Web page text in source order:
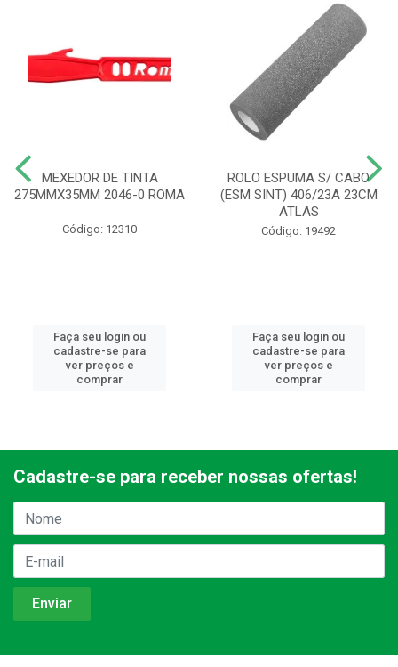
MEXEDOR DE TINTA
275MMX35MM 2046-0 ROMA
Código: 12310
Faça seu login ou
cadastre-se para
ver preços e
comprar
ROLO ESPUMA S/ CABO
(ESM SINT) 406/23A 23CM
ATLAS
Código: 19492
Faça seu login ou
cadastre-se para
ver preços e
comprar
Cadastre-se para receber nossas ofertas!